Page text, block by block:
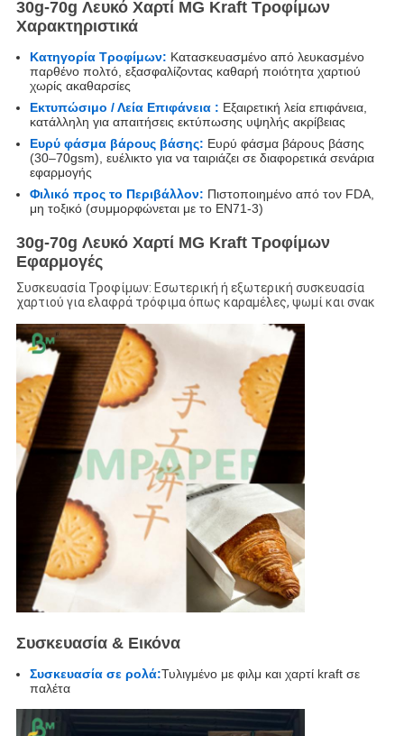
30g-70g Λευκό Χαρτί MG Kraft Τροφίμων
Χαρακτηριστικά
Κατηγορία Τροφίμων: Κατασκευασμένο από λευκασμένο
παρθένο πολτό, εξασφαλίζοντας καθαρή ποιότητα χαρτιού
χωρίς ακαθαρσίες
Εκτυπώσιμο / Λεία Επιφάνεια : Εξαιρετική λεία επιφάνεια,
κατάλληλη για απαιτήσεις εκτύπωσης υψηλής ακρίβειας
Ευρύ φάσμα βάρους βάσης: Ευρύ φάσμα βάρους βάσης
(30–70gsm), ευέλικτο για να ταιριάζει σε διαφορετικά σενάρια
εφαρμογής
Φιλικό προς το Περιβάλλον: Πιστοποιημένο από τον FDA,
μη τοξικό (συμμορφώνεται με το EN71-3)
30g-70g Λευκό Χαρτί MG Kraft Τροφίμων
Εφαρμογές
Συσκευασία Τροφίμων: Εσωτερική ή εξωτερική συσκευασία
χαρτιού για ελαφρά τρόφιμα όπως καραμέλες, ψωμί και σνακ
Συσκευασία & Εικόνα
Συσκευασία σε ρολά:Τυλιγμένο με φιλμ και χαρτί kraft σε
παλέτα